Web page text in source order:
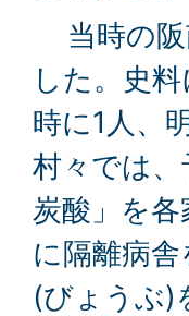
当時の阪
した。史
時に1人、
村々では
炭酸」を
に隔離病
(びょうぶ)